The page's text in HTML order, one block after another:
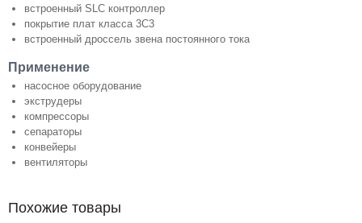
встроенный SLC контроллер
покрытие плат класса 3С3
встроенный дроссель звена постоянного тока
Применение
насосное оборудование
экструдеры
компрессоры
сепараторы
конвейеры
вентиляторы
Похожие товары